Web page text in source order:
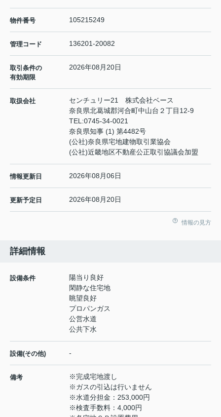
物件番号 105215249
管理コード 136201-20082
取引条件の
有効期限
2026年08月20日
取扱会社
センチュリー21 株式会社ベース
奈良県北葛城郡河合町中山台２丁目12-9
TEL:0745-34-0021
奈良県知事 (1) 第4482号
(公社)奈良県宅地建物取引業協会
(公社)近畿地区不動産公正取引協議会加盟
情報更新日 2026年08月06日
更新予定日 2026年08月20日
情報の見方
詳細情報
設備条件
陽当り良好
閑静な住宅地
眺望良好
プロパンガス
公営水道
公共下水
設備(その他) -
備考
※完成宅地渡し
※ガスの引込は行いません
※水道分担金：253,000円
※検査手数料：4,000円